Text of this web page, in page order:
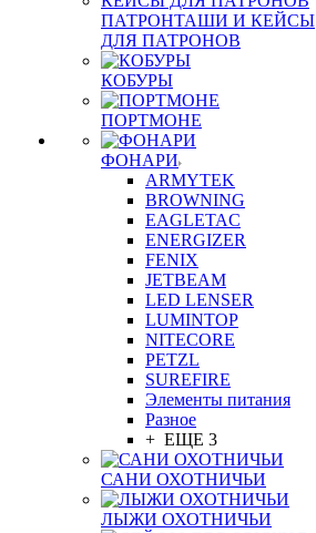
ПАТРОНТАШИ И КЕЙСЫ
ДЛЯ ПАТРОНОВ
КОБУРЫ
ПОРТМОНЕ
ФОНАРИ
ARMYTEK
BROWNING
EAGLETAC
ENERGIZER
FENIX
JETBEAM
LED LENSER
LUMINTOP
NITECORE
PETZL
SUREFIRE
Элементы питания
Разное
+ ЕЩЕ 3
САНИ ОХОТНИЧЬИ
ЛЫЖИ ОХОТНИЧЬИ